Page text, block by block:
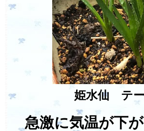
姫水仙 テー
急激に気温が下